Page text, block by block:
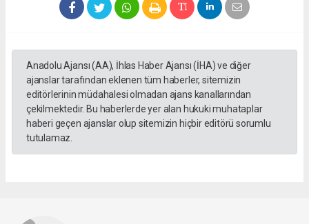
Anadolu Ajansı (AA), İhlas Haber Ajansı (İHA) ve diğer
ajanslar tarafından eklenen tüm haberler, sitemizin
editörlerinin müdahalesi olmadan ajans kanallarından
çekilmektedir. Bu haberlerde yer alan hukuki muhataplar
haberi geçen ajanslar olup sitemizin hiçbir editörü sorumlu
tutulamaz.